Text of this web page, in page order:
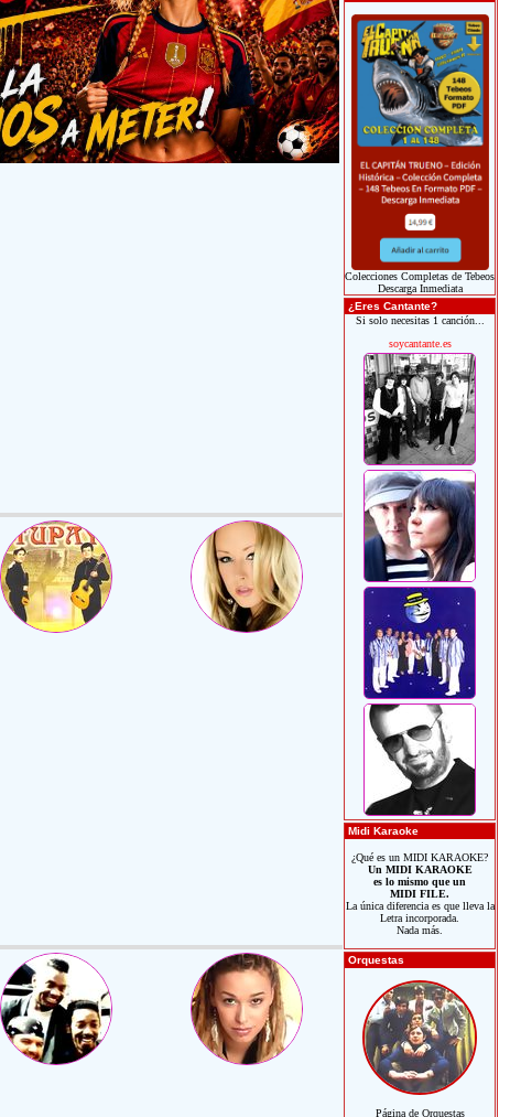
Colecciones Completas de Tebeos
Descarga Inmediata
¿Eres Cantante?
Si solo necesitas 1 canción...
soycantante.es
Midi Karaoke
¿Qué es un MIDI KARAOKE?
Un MIDI KARAOKE
es lo mismo que un
MIDI FILE.
La única diferencia es que lleva la
Letra incorporada.
Nada más.
Orquestas
Página de Orquestas